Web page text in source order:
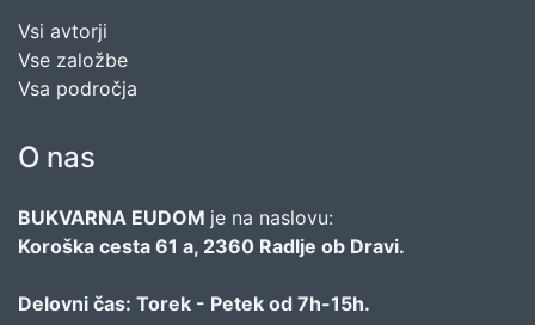
Vsi avtorji
Vse založbe
Vsa področja
O nas
BUKVARNA EUDOM je na naslovu:
Koroška cesta 61 a, 2360 Radlje ob Dravi.
Delovni čas: Torek - Petek od 7h-15h.